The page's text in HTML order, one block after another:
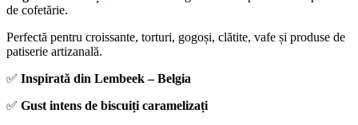
de cofetărie.
Perfectă pentru croissante, torturi, gogoși, clătite, vafe și produse de
patiserie artizanală.
✅ Inspirată din Lembeek – Belgia
✅ Gust intens de biscuiți caramelizați